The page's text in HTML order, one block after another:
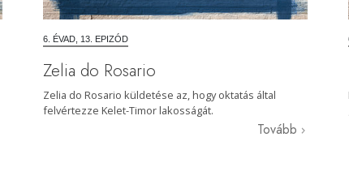
6. ÉVAD, 13. EPIZÓD
Zelia do Rosario
Zelia do Rosario küldetése az, hogy oktatás által
felvértezze Kelet-Timor lakosságát.
Tovább